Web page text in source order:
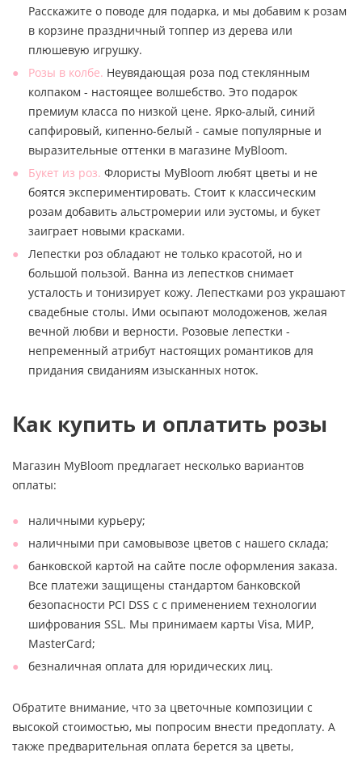
Расскажите о поводе для подарка, и мы добавим к розам
в корзине праздничный топпер из дерева или
плюшевую игрушку.
Розы в колбе. Неувядающая роза под стеклянным
колпаком - настоящее волшебство. Это подарок
премиум класса по низкой цене. Ярко-алый, синий
сапфировый, кипенно-белый - самые популярные и
выразительные оттенки в магазине MyBloom.
Букет из роз. Флористы MyBloom любят цветы и не
боятся экспериментировать. Стоит к классическим
розам добавить альстромерии или эустомы, и букет
заиграет новыми красками.
Лепестки роз обладают не только красотой, но и
большой пользой. Ванна из лепестков снимает
усталость и тонизирует кожу. Лепестками роз украшают
свадебные столы. Ими осыпают молодоженов, желая
вечной любви и верности. Розовые лепестки -
непременный атрибут настоящих романтиков для
придания свиданиям изысканных ноток.
Как купить и оплатить розы
Магазин MyBloom предлагает несколько вариантов
оплаты:
наличными курьеру;
наличными при самовывозе цветов с нашего склада;
банковской картой на сайте после оформления заказа.
Все платежи защищены стандартом банковской
безопасности PCI DSS с с применением технологии
шифрования SSL. Мы принимаем карты Visa, МИР,
MasterCard;
безналичная оплата для юридических лиц.
Обратите внимание, что за цветочные композиции с
высокой стоимостью, мы попросим внести предоплату. А
также предварительная оплата берется за цветы,